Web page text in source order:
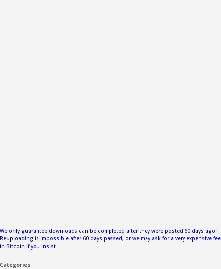
We only guarantee downloads can be completed after they were posted 60 days ago.
Reuploading is impossible after 60 days passed, or we may ask for a very expensive fee
in Bitcoin if you insist.
Categories